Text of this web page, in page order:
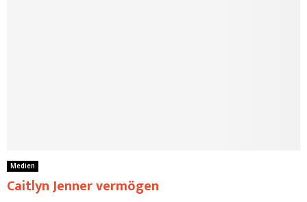
Medien
Caitlyn Jenner vermögen